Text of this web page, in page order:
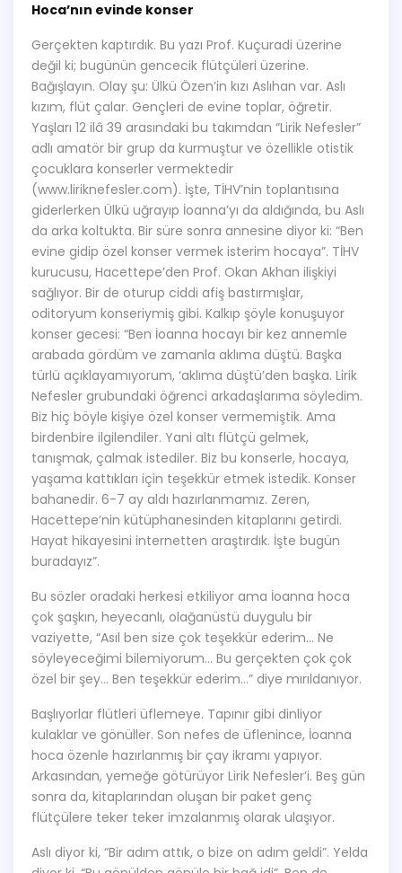
Hoca’nın evinde konser
Gerçekten kaptırdık. Bu yazı Prof. Kuçuradi üzerine
değil ki; bugünün gencecik flütçüleri üzerine.
Bağışlayın. Olay şu: Ülkü Özen’in kızı Aslıhan var. Aslı
kızım, flüt çalar. Gençleri de evine toplar, öğretir.
Yaşları 12 ilâ 39 arasındaki bu takımdan “Lirik Nefesler”
adlı amatör bir grup da kurmuştur ve özellikle otistik
çocuklara konserler vermektedir
(www.liriknefesler.com). İşte, TİHV’nin toplantısına
giderlerken Ülkü uğrayıp İoanna’yı da aldığında, bu Aslı
da arka koltukta. Bir süre sonra annesine diyor ki: “Ben
evine gidip özel konser vermek isterim hocaya”. TİHV
kurucusu, Hacettepe’den Prof. Okan Akhan ilişkiyi
sağlıyor. Bir de oturup ciddi afiş bastırmışlar,
oditoryum konseriymiş gibi. Kalkıp şöyle konuşuyor
konser gecesi: “Ben İoanna hocayı bir kez annemle
arabada gördüm ve zamanla aklıma düştü. Başka
türlü açıklayamıyorum, ‘aklıma düştü’den başka. Lirik
Nefesler grubundaki öğrenci arkadaşlarıma söyledim.
Biz hiç böyle kişiye özel konser vermemiştik. Ama
birdenbire ilgilendiler. Yani altı flütçü gelmek,
tanışmak, çalmak istediler. Biz bu konserle, hocaya,
yaşama kattıkları için teşekkür etmek istedik. Konser
bahanedir. 6-7 ay aldı hazırlanmamız. Zeren,
Hacettepe’nin kütüphanesinden kitaplarını getirdi.
Hayat hikayesini internetten araştırdık. İşte bugün
buradayız”.
Bu sözler oradaki herkesi etkiliyor ama İoanna hoca
çok şaşkın, heyecanlı, olağanüstü duygulu bir
vaziyette, “Asıl ben size çok teşekkür ederim… Ne
söyleyeceğimi bilemiyorum… Bu gerçekten çok çok
özel bir şey… Ben teşekkür ederim…” diye mırıldanıyor.
Başlıyorlar flütleri üflemeye. Tapınır gibi dinliyor
kulaklar ve gönüller. Son nefes de üflenince, İoanna
hoca özenle hazırlanmış bir çay ikramı yapıyor.
Arkasından, yemeğe götürüyor Lirik Nefesler’i. Beş gün
sonra da, kitaplarından oluşan bir paket genç
flütçülere teker teker imzalanmış olarak ulaşıyor.
Aslı diyor ki, “Bir adım attık, o bize on adım geldi”. Yelda